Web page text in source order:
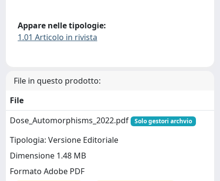
Appare nelle tipologie:
1.01 Articolo in rivista
File in questo prodotto:
File
Dose_Automorphisms_2022.pdf
Solo gestori archvio
Tipologia: Versione Editoriale
Dimensione 1.48 MB
Formato Adobe PDF